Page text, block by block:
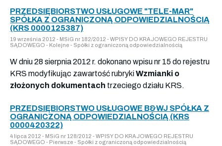
PRZEDSIĘBIORSTWO USŁUGOWE "TELE-MAR"
SPÓŁKA Z OGRANICZONĄ ODPOWIEDZIALNOŚCIĄ
(KRS 0000125387)
19 września 2012 - MSiG nr 182/2012 - WPISY DO KRAJOWEGO REJESTRU
SĄDOWEGO - Kolejne - Spółki z ograniczoną odpowiedzialnością
W dniu 28 sierpnia 2012 r. dokonano wpisu nr 15 do rejestru
KRS modyfikując zawartość rubrykiWzmianki o
złożonych dokumentach trzeciego działu KRS.
PRZEDSIĘBIORSTWO USŁUGOWE B&WJ SPÓŁKA Z
OGRANICZONĄ ODPOWIEDZIALNOŚCIĄ (KRS
0000420322)
4 lipca 2012 - MSiG nr 128/2012 - WPISY DO KRAJOWEGO REJESTRU
SĄDOWEGO - Pierwsze - Spółki z ograniczoną odpowiedzialnością